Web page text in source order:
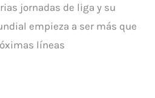
jornadas de liga y su
empieza a ser más que
líneas